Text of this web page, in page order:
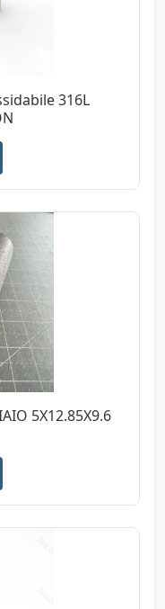
316L
5X12.85X9.6